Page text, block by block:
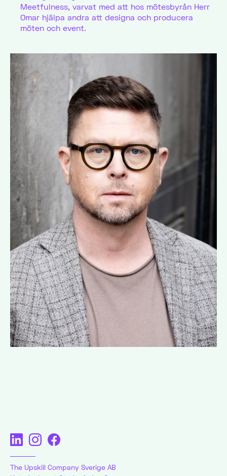
Meetfulness, varvat med att hos mötesbyrån Herr
Omar hjälpa andra att designa och producera
möten och event.
The Upskill Company Sverige AB